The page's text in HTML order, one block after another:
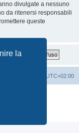
la
divulgate a nessuno
da ritenersi responsabili
queste
UTC+02:00